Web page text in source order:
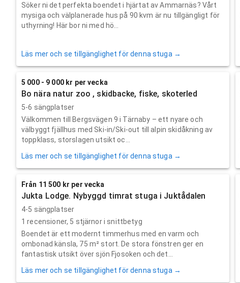
Söker ni det perfekta boendet i hjärtat av Ammarnäs? Vårt
mysiga och välplanerade hus på 90 kvm är nu tillgängligt för
uthyrning! Här bor ni med hö...
Läs mer och se tillgänglighet för denna stuga →
5 000 - 9 000 kr per vecka
Bo nära natur zoo , skidbacke, fiske, skoterled
5-6 sängplatser
Välkommen till Bergsvägen 9 i Tärnaby – ett nyare och
välbyggt fjällhus med Ski-in/Ski-out till alpin skidåkning av
toppklass, storslagen utsikt oc...
Läs mer och se tillgänglighet för denna stuga →
Från 11 500 kr per vecka
Jukta Lodge. Nybyggd timrat stuga i Juktådalen
4-5 sängplatser
1 recensioner, 5 stjärnor i snittbetyg
Boendet är ett modernt timmerhus med en varm och
ombonad känsla, 75 m² stort. De stora fönstren ger en
fantastisk utsikt över sjön Fjosoken och det...
Läs mer och se tillgänglighet för denna stuga →